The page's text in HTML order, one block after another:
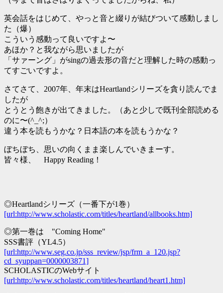
英会話をはじめて、やっと音と綴りが結びついて感動しまし
た（爆）
こういう感動って良いですよ〜
あほか？と我ながら思いましたが
「サァーング」がsingの過去形の音だと理解した時の感動っ
てすごいですよ。
さてさて、2007年、年末はHeartlandシリーズを貪り読んでま
したが
とうとう飽きが出てきました。（あと少しで既刊全部読める
のに〜(^_^;）
違う本を読もうかな？日本語の本を読もうかな？
ぼちぼち、思いの向くまま楽しんでいきまーす。
皆々様、 Happy Reading！
◎Heartlandシリーズ（一番下が1巻）
[url:http://www.scholastic.com/titles/heartland/allbooks.htm]
◎第一巻は "Coming Home"
SSS書評（YL4.5）
[url:http://www.seg.co.jp/sss_review/jsp/frm_a_120.jsp?
cd_syuppan=0000003871]
SCHOLASTICのWebサイト
[url:http://www.scholastic.com/titles/heartland/heart1.htm]